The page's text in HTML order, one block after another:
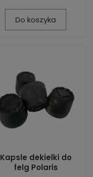
Do koszyka
Kapsle dekielki do
felg Polaris